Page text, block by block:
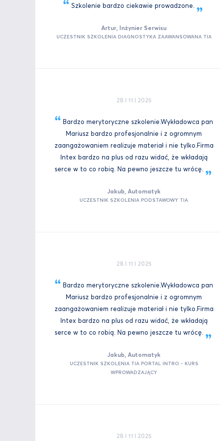
Szkolenie bardzo ciekawie prowadzone.
Artur, Inżynier Serwisu
UCZESTNIK SZKOLENIA DIAGNOSTYKA ZAAWANSOWANA TIA
28 I 11 I 2025
Bardzo merytoryczne szkolenie.Wykładowca pan
Mariusz bardzo profesjonalnie i z ogromnym
zaangażowaniem realizuje materiał i nie tylko.Firma
Intex bardzo na plus od razu widać, że wkładają
serce w to co robią. Na pewno jeszcze tu wrócę.
Jakub, Automatyk
UCZESTNIK SZKOLENIA PODSTAWOWY TIA
28 I 11 I 2025
Bardzo merytoryczne szkolenie.Wykładowca pan
Mariusz bardzo profesjonalnie i z ogromnym
zaangażowaniem realizuje materiał i nie tylko.Firma
Intex bardzo na plus od razu widać, że wkładają
serce w to co robią. Na pewno jeszcze tu wrócę.
Jakub, Automatyk
UCZESTNIK SZKOLENIA TIA PORTAL INTRO - KURS
WPROWADZAJĄCY
28 I 11 I 2025